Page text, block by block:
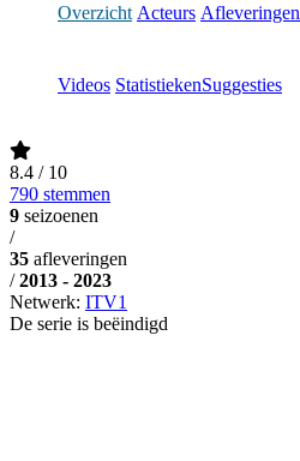
Overzicht Acteurs Afleveringen
Videos StatistiekenSuggesties
8.4 / 10
790 stemmen
9 seizoenen
/
35 afleveringen
/ 2013 - 2023
Netwerk: ITV1
De serie is beëindigd